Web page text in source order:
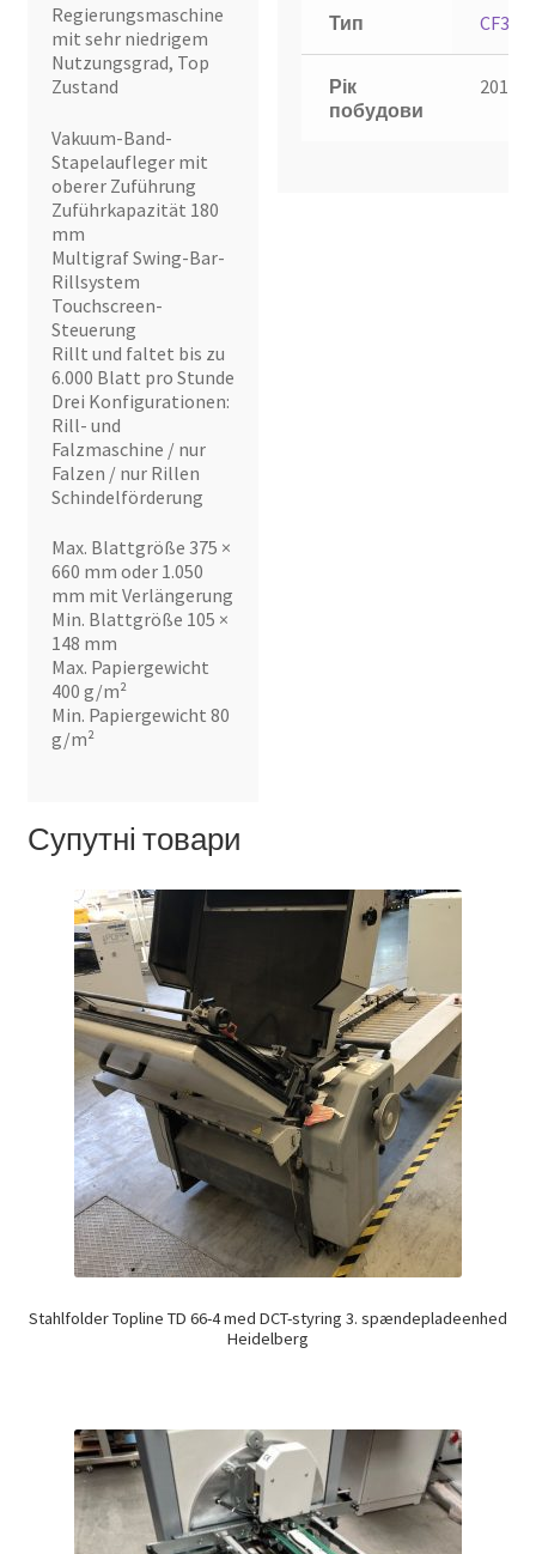
Regierungsmaschine
mit sehr niedrigem
Nutzungsgrad, Top
Zustand
Vakuum-Band-
Stapelaufleger mit
oberer Zuführung
Zuführkapazität 180
mm
Multigraf Swing-Bar-
Rillsystem
Touchscreen-
Steuerung
Rillt und faltet bis zu
6.000 Blatt pro Stunde
Drei Konfigurationen:
Rill- und
Falzmaschine / nur
Falzen / nur Rillen
Schindelförderung
Max. Blattgröße 375 ×
660 mm oder 1.050
mm mit Verlängerung
Min. Blattgröße 105 ×
148 mm
Max. Papiergewicht
400 g/m²
Min. Papiergewicht 80
g/m²
Тип CF375
Рік
побудови
2012
Супутні товари
Stahlfolder Topline TD 66-4 med DCT-styring 3. spændepladeenhed
Heidelberg